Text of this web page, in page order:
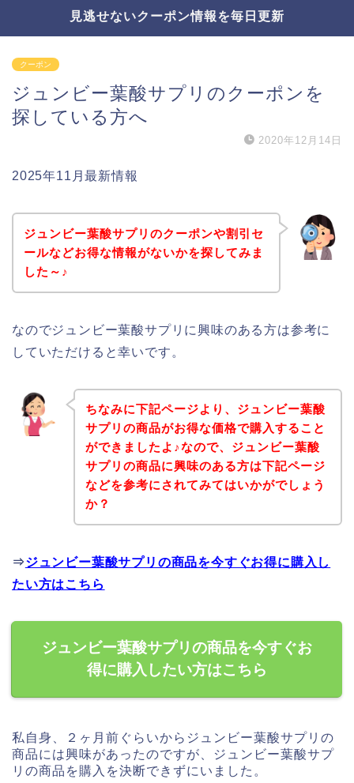
見逃せないクーポン情報を毎日更新
クーポン
ジュンビー葉酸サプリのクーポンを
探している方へ
2020年12月14日
2025年11月最新情報
ジュンビー葉酸サプリのクーポンや割引セ
ールなどお得な情報がないかを探してみま
した～♪
なのでジュンビー葉酸サプリに興味のある方は参考に
していただけると幸いです。
ちなみに下記ページより、ジュンビー葉酸
サプリの商品がお得な価格で購入すること
ができましたよ♪なので、ジュンビー葉酸
サプリの商品に興味のある方は下記ページ
などを参考にされてみてはいかがでしょう
か？
⇒ジュンビー葉酸サプリの商品を今すぐお得に購入し
たい方はこちら
ジュンビー葉酸サプリの商品を今すぐお
得に購入したい方はこちら
私自身、２ヶ月前ぐらいからジュンビー葉酸サプリの
商品には興味があったのですが、ジュンビー葉酸サプ
リの商品を購入を決断できずにいました。